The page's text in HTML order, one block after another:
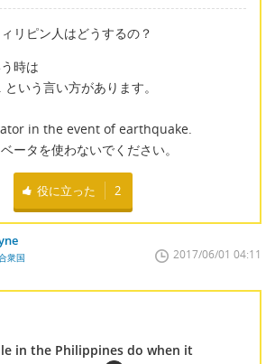
リピン人はどうするの？
時は
いう言い方があります。
in the event of earthquake.
ータを使わないでください。
役に立った 2
衆国 2017/06/01 04:11
in the Philippines do when it